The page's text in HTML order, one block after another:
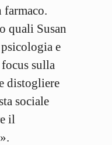
quali Susan
e
sulla
distogliere
sociale
il